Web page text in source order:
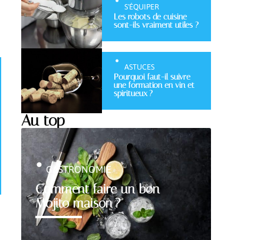
S'ÉQUIPER
Les robots de cuisine
sont-ils vraiment utiles ?
ASTUCES
Pourquoi faut-il suivre
une formation en vin et
spiritueux ?
Au top
Comment faire un bon
Mojito maison ?
GASTRONOMIE